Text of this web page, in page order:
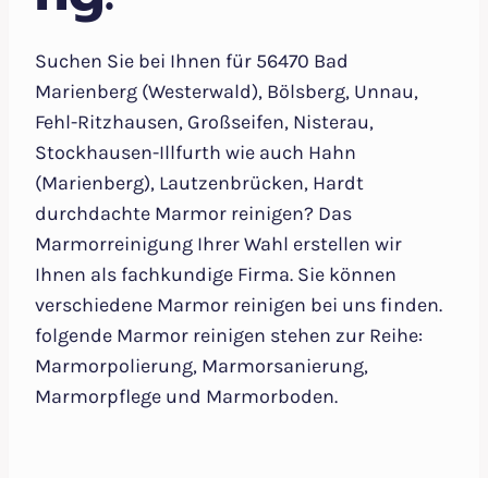
Suchen Sie bei Ihnen für 56470 Bad
Marienberg (Westerwald), Bölsberg, Unnau,
Fehl-Ritzhausen, Großseifen, Nisterau,
Stockhausen-Illfurth wie auch Hahn
(Marienberg), Lautzenbrücken, Hardt
durchdachte Marmor reinigen? Das
Marmorreinigung Ihrer Wahl erstellen wir
Ihnen als fachkundige Firma. Sie können
verschiedene Marmor reinigen bei uns finden.
folgende Marmor reinigen stehen zur Reihe:
Marmorpolierung, Marmorsanierung,
Marmorpflege und Marmorboden.